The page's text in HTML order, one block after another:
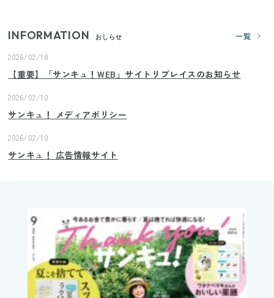
INFORMATION おしらせ
一覧
2026/02/18
【重要】「サンキュ！WEB」サイトリプレイスのお知らせ
2026/02/10
サンキュ！ メディアポリシー
2026/02/10
サンキュ！ 広告情報サイト